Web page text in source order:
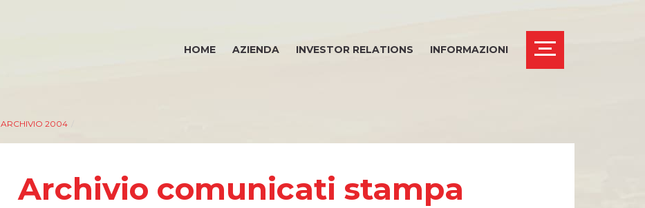
HOME AZIENDA INVESTOR RELATIONS INFORMAZIONI
ARCHIVIO 2004
Archivio comunicati stampa